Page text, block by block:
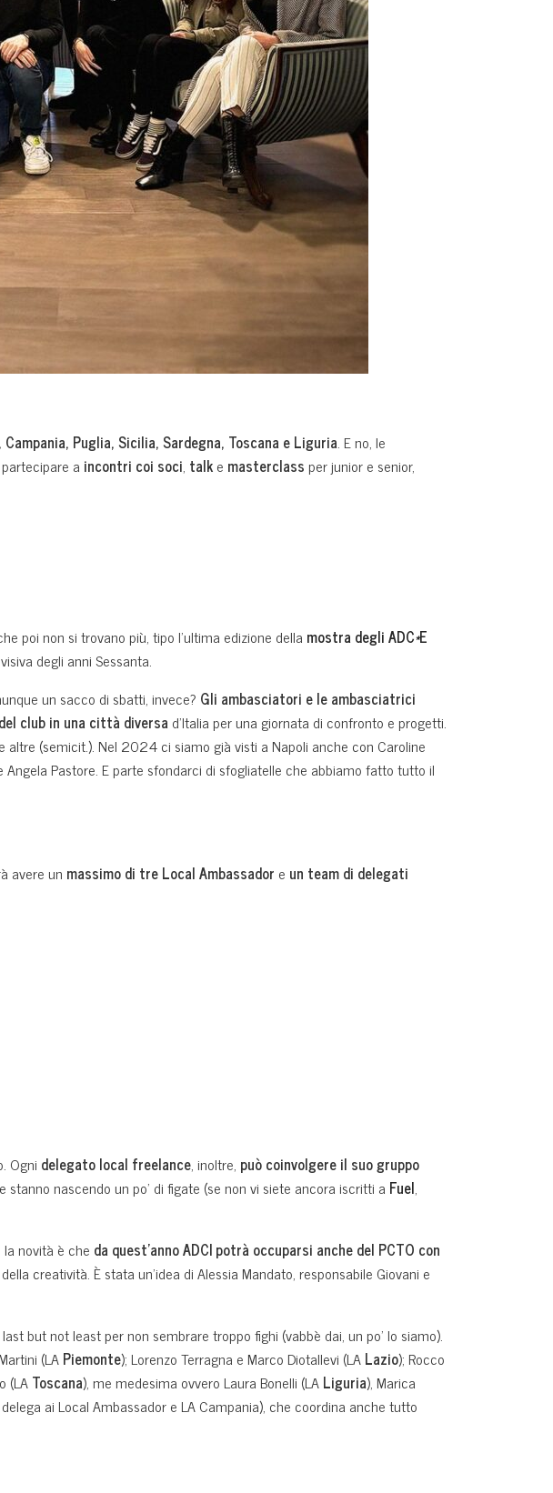
Puglia, Sicilia, Sardegna, Toscana e Liguria. E no, le
a incontri coi soci, talke masterclass per junior e senior,
poi non si trovano più, tipo l’ultima edizione della mostra degli ADC*E
degli anni Sessanta.
un sacco di sbatti, invece? Gli ambasciatori e le ambasciatrici
club in una città diversa d’Italia per una giornata di confronto e progetti.
(semicit.). Nel 2024 ci siamo già visti a Napoli anche con Caroline
Pastore. E parte sfondarci di sfogliatelle che abbiamo fatto tutto il
avere un massimo di tre Local Ambassador e un team di delegati
Ogni delegato local freelance, inoltre, può coinvolgere il suo gruppo
nascendo un po’ di figate (se non vi siete ancora iscritti a Fuel,
novità è che da quest’anno ADCI potrà occuparsi anche del PCTO con
creatività. È stata un’idea di Alessia Mandato, responsabile Giovani e
but not least per non sembrare troppo fighi (vabbè dai, un po’ lo siamo).
(LAPiemonte); Lorenzo Terragna e Marco Diotallevi (LALazio); Rocco
(LAToscana), me medesima ovvero Laura Bonelli (LALiguria), Marica
ai Local Ambassador e LA Campania), che coordina anche tutto